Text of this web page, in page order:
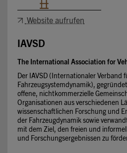
Website aufrufen
IAVSD
The International Association for
Der IAVSD (Internationaler Verband
Fahrzeugsystemdynamik),
offene, nichtkommerzielle
Organisationen aus verschiedenen
wissenschaftlichen Forschung und
der Fahrzeugdynamik sowie
mit dem Ziel, den freien und
und Forschungsergebnissen zu